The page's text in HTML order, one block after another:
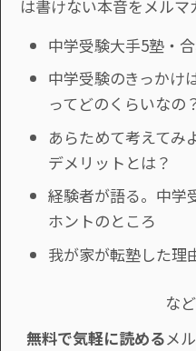
は書けない本音をメルマ
中学受験大手5塾・
中学受験のきっかけ
ってどのくらいなの
あらためて考えてみ
デメリットとは？
経験者が語る。中学
ホントのところ
我が家が転塾した理
な
無料で気軽に読めるメ